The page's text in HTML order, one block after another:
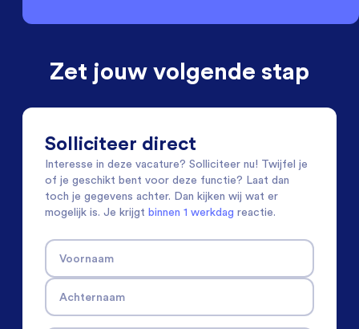
Zet jouw volgende stap
Solliciteer direct
Interesse in deze vacature? Solliciteer nu! Twijfel je
of je geschikt bent voor deze functie? Laat dan
toch je gegevens achter. Dan kijken wij wat er
mogelijk is. Je krijgt binnen 1 werkdag reactie.
Voornaam
Achternaam